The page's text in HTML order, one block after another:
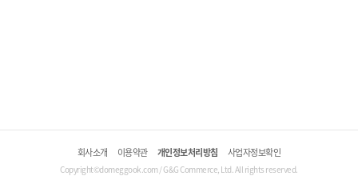
회사소개 이용약관 개인정보처리방침 사업자정보확인
Copyright©domeggook.com / G&G Commerce, Ltd. All rights reserved.